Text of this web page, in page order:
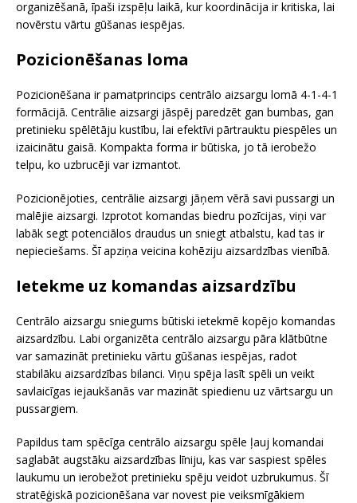
organizēšanā, īpaši izspēļu laikā, kur koordinācija ir kritiska, lai
novērstu vārtu gūšanas iespējas.
Pozicionēšanas loma
Pozicionēšana ir pamatprincips centrālo aizsargu lomā 4-1-4-1
formācijā. Centrālie aizsargi jāspēj paredzēt gan bumbas, gan
pretinieku spēlētāju kustību, lai efektīvi pārtrauktu piespēles un
izaicinātu gaisā. Kompakta forma ir būtiska, jo tā ierobežo
telpu, ko uzbrucēji var izmantot.
Pozicionējoties, centrālie aizsargi jāņem vērā savi pussargi un
malējie aizsargi. Izprotot komandas biedru pozīcijas, viņi var
labāk segt potenciālos draudus un sniegt atbalstu, kad tas ir
nepieciešams. Šī apziņa veicina kohēziju aizsardzības vienībā.
Ietekme uz komandas aizsardzību
Centrālo aizsargu sniegums būtiski ietekmē kopējo komandas
aizsardzību. Labi organizēta centrālo aizsargu pāra klātbūtne
var samazināt pretinieku vārtu gūšanas iespējas, radot
stabilāku aizsardzības bilanci. Viņu spēja lasīt spēli un veikt
savlaicīgas iejaukšanās var mazināt spiedienu uz vārtsargu un
pussargiem.
Papildus tam spēcīga centrālo aizsargu spēle ļauj komandai
saglabāt augstāku aizsardzības līniju, kas var saspiest spēles
laukumu un ierobežot pretinieku spēju veidot uzbrukumus. Šī
stratēģiskā pozicionēšana var novest pie veiksmīgākiem